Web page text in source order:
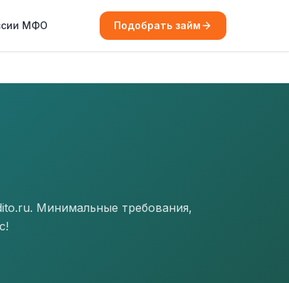
МФО Подобрать займ
Минимальные требования,